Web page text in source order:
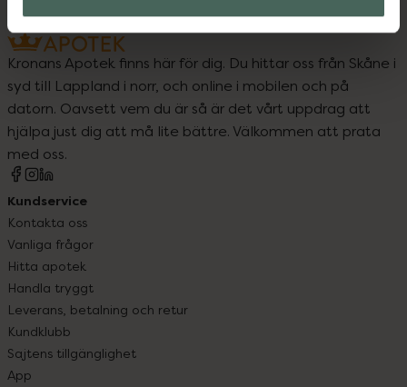
Kronans Apotek finns här för dig. Du hittar oss från Skåne i
syd till Lappland i norr, och online i mobilen och på
datorn. Oavsett vem du är så är det vårt uppdrag att
hjälpa just dig att må lite bättre. Välkommen att prata
med oss.
Kundservice
Kontakta oss
Vanliga frågor
Hitta apotek
Handla tryggt
Leverans, betalning och retur
Kundklubb
Sajtens tillgänglighet
App